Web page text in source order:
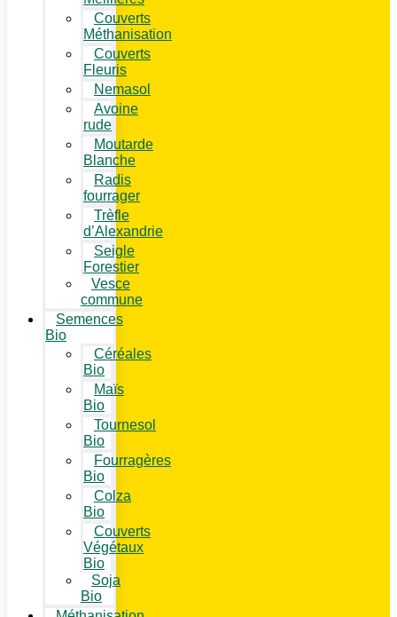
Couverts
Méthanisation
Couverts
Fleuris
Nemasol
Avoine
rude
Moutarde
Blanche
Radis
fourrager
Trèfle
d’Alexandrie
Seigle
Forestier
Vesce
commune
Semences
Bio
Céréales
Bio
Maïs
Bio
Tournesol
Bio
Fourragères
Bio
Colza
Bio
Couverts
Végétaux
Bio
Soja
Bio